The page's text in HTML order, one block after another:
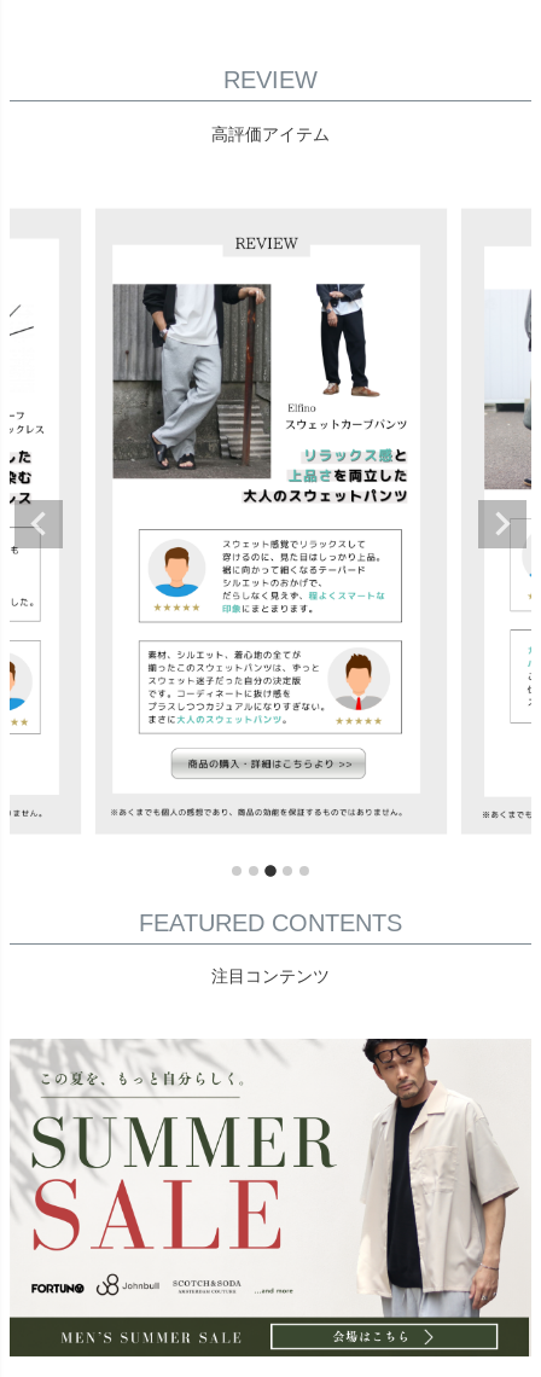
REVIEW
高評価アイテム
FEATURED CONTENTS
注目コンテンツ